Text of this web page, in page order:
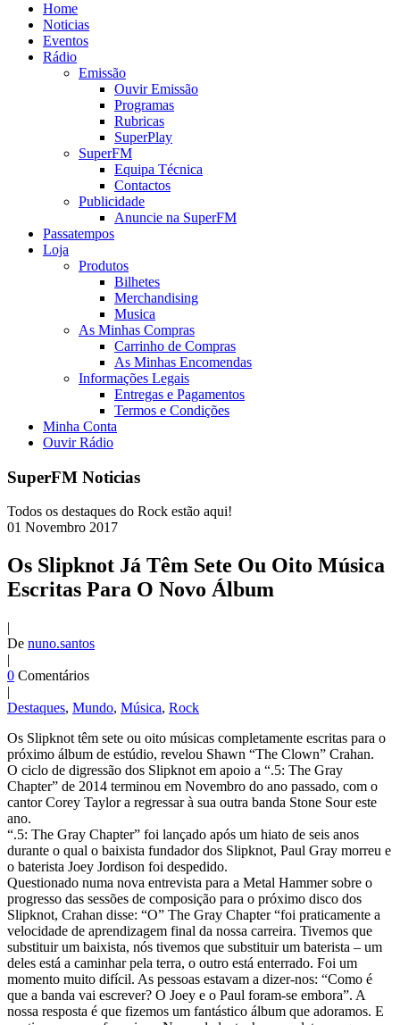
Home
Noticias
Eventos
Rádio
Emissão
Ouvir Emissão
Programas
Rubricas
SuperPlay
SuperFM
Equipa Técnica
Contactos
Publicidade
Anuncie na SuperFM
Passatempos
Loja
Produtos
Bilhetes
Merchandising
Musica
As Minhas Compras
Carrinho de Compras
As Minhas Encomendas
Informações Legais
Entregas e Pagamentos
Termos e Condições
Minha Conta
Ouvir Rádio
SuperFM Noticias
Todos os destaques do Rock estão aqui!
01 Novembro 2017
Os Slipknot Já Têm Sete Ou Oito Música
Escritas Para O Novo Álbum
|
De nuno.santos
|
0 Comentários
|
Destaques, Mundo, Música, Rock
Os Slipknot têm sete ou oito músicas completamente escritas para o
próximo álbum de estúdio, revelou Shawn “The Clown” Crahan.
O ciclo de digressão dos Slipknot em apoio a “.5: The Gray
Chapter” de 2014 terminou em Novembro do ano passado, com o
cantor Corey Taylor a regressar à sua outra banda Stone Sour este
ano.
“.5: The Gray Chapter” foi lançado após um hiato de seis anos
durante o qual o baixista fundador dos Slipknot, Paul Gray morreu e
o baterista Joey Jordison foi despedido.
Questionado numa nova entrevista para a Metal Hammer sobre o
progresso das sessões de composição para o próximo disco dos
Slipknot, Crahan disse: “O” The Gray Chapter “foi praticamente a
velocidade de aprendizagem final da nossa carreira. Tivemos que
substituir um baixista, nós tivemos que substituir um baterista – um
deles está a caminhar pela terra, o outro está enterrado. Foi um
momento muito difícil. As pessoas estavam a dizer-nos: “Como é
que a banda vai escrever? O Joey e o Paul foram-se embora”. A
nossa resposta é que fizemos um fantástico álbum que adoramos. E